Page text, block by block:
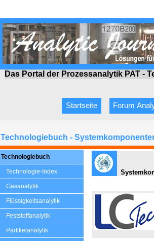
Das Portal der Prozessanalytik PAT -
Startseite Forum
Technologiebuch -
Technologiebuch
Technologie-Index
Gasanalytik
Flüssigkeitsanalytik
Feststoffanalytik
Partikelanalytik